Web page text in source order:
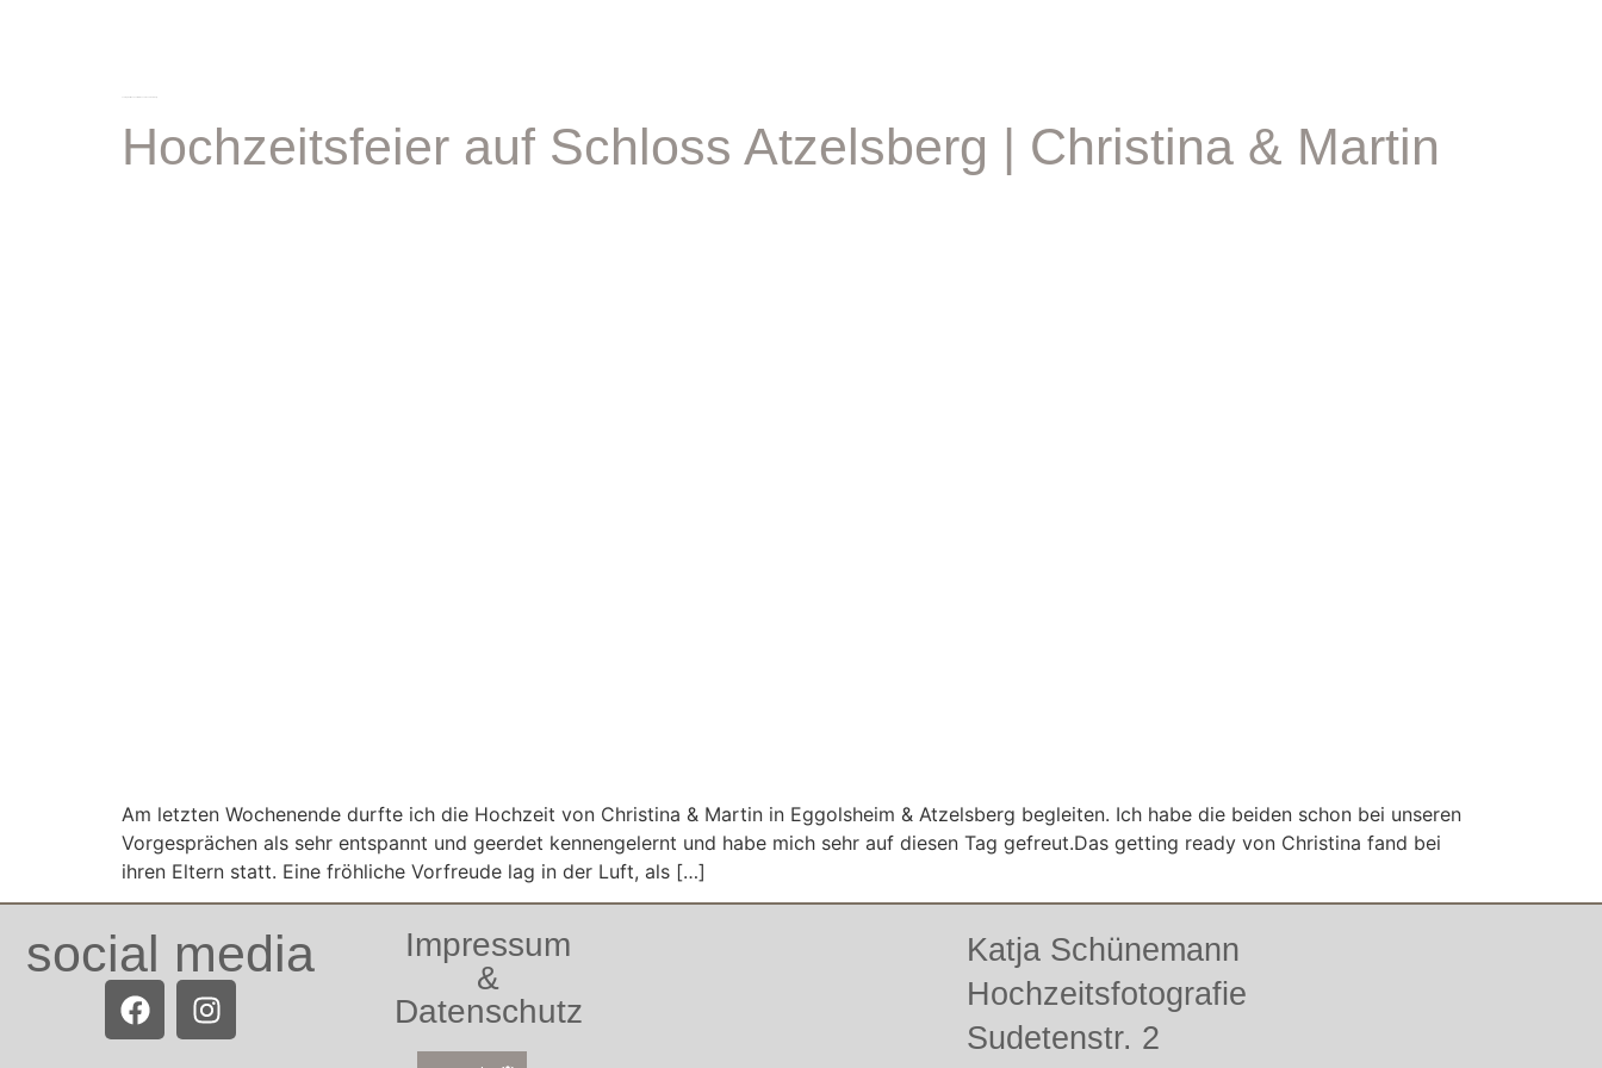
Hochzeitsfeier auf Schloss Atzelsberg | Christina & Martin
Am letzten Wochenende durfte ich die Hochzeit von Christina & Martin in Eggolsheim & Atzelsberg begleiten. Ich habe die beiden schon bei unseren
Vorgesprächen als sehr entspannt und geerdet kennengelernt und habe mich sehr auf diesen Tag gefreut.Das getting ready von Christina fand bei
ihren Eltern statt. Eine fröhliche Vorfreude lag in der Luft, als […]
social media
Impressum
&
Datenschutz
Katja Schünemann
Hochzeitsfotografie
Sudetenstr. 2